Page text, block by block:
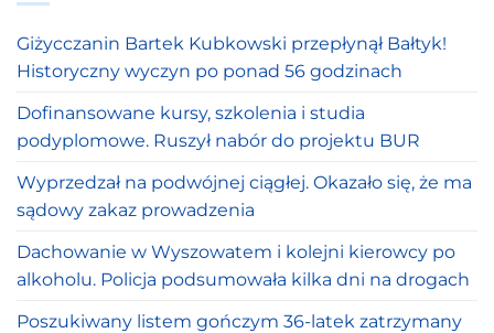
Giżycczanin Bartek Kubkowski przepłynął Bałtyk!
Historyczny wyczyn po ponad 56 godzinach
Dofinansowane kursy, szkolenia i studia
podyplomowe. Ruszył nabór do projektu BUR
Wyprzedzał na podwójnej ciągłej. Okazało się, że ma
sądowy zakaz prowadzenia
Dachowanie w Wyszowatem i kolejni kierowcy po
alkoholu. Policja podsumowała kilka dni na drogach
Poszukiwany listem gończym 36-latek zatrzymany